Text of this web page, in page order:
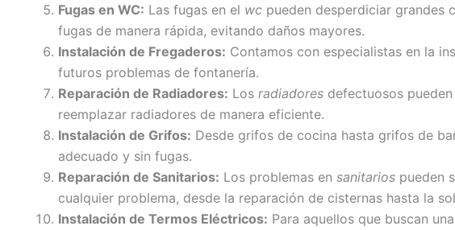
Fugas en WC: Las fugas en el wc pueden desperdiciar grandes
fugas de manera rápida, evitando daños mayores.
Instalación de Fregaderos: Contamos con especialistas en la
futuros problemas de fontanería.
Reparación de Radiadores: Los radiadores defectuosos
reemplazar radiadores de manera eficiente.
Instalación de Grifos: Desde grifos de cocina hasta grifos de
adecuado y sin fugas.
Reparación de Sanitarios: Los problemas en sanitarios pueden
cualquier problema, desde la reparación de cisternas hasta la
Instalación de Termos Eléctricos: Para aquellos que buscan